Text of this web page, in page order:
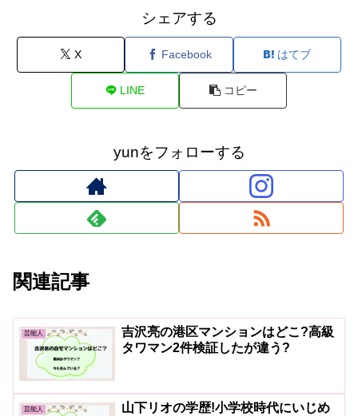
シェアする
X Facebook はてブ
LINE コピー
yunをフォローする
関連記事
芸能人
吉沢亮の港区マンションはどこ?高級
タワマン2件検証したが違う?
芸能人
山下リオの学歴!小学校時代にいじめ